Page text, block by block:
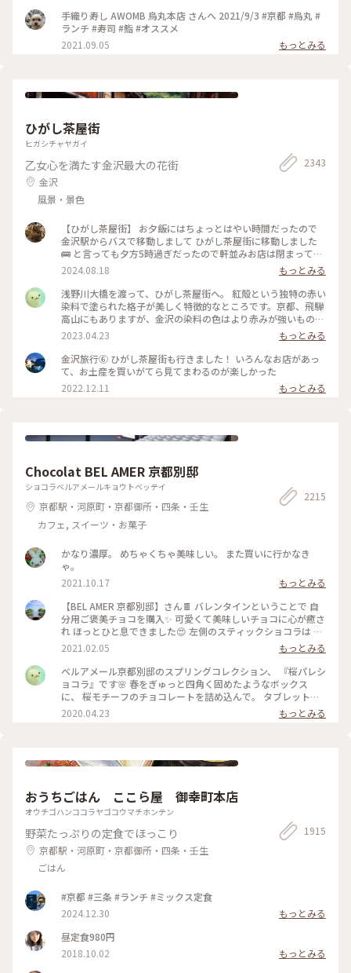
手織り寿し AWOMB 烏丸本店 さんへ 2021/9/3 #京都 #烏丸 #
ランチ #寿司 #鮨 #オススメ
2021.09.05
もっとみる
ひがし茶屋街
ヒガシチャヤガイ
乙女心を満たす金沢最大の花街
金沢
風景・景色
2343
【ひがし茶屋街】 お夕飯にはちょっとはやい時間だったので
金沢駅からバスで移動しまして ひがし茶屋街に移動しました
🚌 と言っても夕方5時過ぎだったので軒並みお店は閉まってる
ー😱 お目当てだったカフェも金箔ソフトも油取り紙も買えな
いのー⁈😭な様子でしたが 食べ歩きやお買い物ができない代わ
りに 夕方になりだいぶ涼しくなった古い街並みを 観光客少な
めで堪能できたのでそれはそれでヨシです👍 賑やかなひがし
茶屋街はまた今度のお楽しみに取っておくとして 昔の風情を
堪能しつつ夕涼みのお散歩になりました🚶🚶‍♀️ （2024.8.11） #
古い街並み #ひがし茶屋街 #ひゃくまんさん #夕涼み #お散歩 #
北陸応援旅 #ドライブ旅 #金沢 #ことりっぷ金沢 #クラシカル
な街 #ことりっぷ旅2024
2024.08.18
もっとみる
浅野川大橋を渡って、ひがし茶屋街へ。 紅殻という独特の赤い
染料で塗られた格子が美しく特徴的なところです。京都、飛騨
高山にもありますが、金沢の染料の色はより赤みが強いものだ
そう。 茶屋街以外でも、市内のあちこちでこの木虫籠(きむす
こ)と呼ばれる、むしかごのような細い格子を見かけました。
風情があり素敵です。 東料亭組合の前を通ると、芸妓さんの三
味線のお稽古の音が聞こえてきました。 石畳の上をのんびり
金沢 #私のことりっぷ旅 #レトロな街
2023.04.23
もっとみる
金沢旅行⑥ ひがし茶屋街も行きました！ いろんなお店があっ
て、お土産を買いがてら見てまわるのが楽しかった
2022.12.11
もっとみる
Chocolat BEL AMER 京都別邸
ショコラベルアメールキョウトベッテイ
京都駅・河原町・京都御所・四条・壬生
カフェ, スイーツ・お菓子
2215
かなり濃厚。 めちゃくちゃ美味しい。 また買いに行かなき
ゃ。
2021.10.17
もっとみる
【BEL AMER 京都別邸】さん🍫 バレンタインということで 自
分用ご褒美チョコを購入✨ 可愛くて美味しいチョコに心が癒さ
れ ほっとひと息できました😍 左側のスティックショコラは キ
ャラメルやルビーチョコ、 右側はお酒入りチョコや 京都産の
抹茶や宮崎県産日向夏 愛媛県産ほうじ茶など チョコと一言で
言っても たくさんの味を楽しめる✨ パッケージやデザインも
とても可愛いので ご褒美チョコでもプレゼント用でも どちら
にもおすすめの詰め合わせです♡ #ほっとひと息 #バレンタイ
2021.02.05
もっとみる
ベルアメール京都別邸のスプリングコレクション、 『桜パレシ
ョコラ』です🌸 春をぎゅっと四角く固めたようなボックス
に、 桜モチーフのチョコレートを詰め込んで。 タブレットも
良いですが、丸いかたちは 丸窓から桜を覗くような和を感じ
ます。 右から ・桜ブラン・桜ノワール・桜ルビー・桜ミル
香りのミルクチョコやルビーチョコを使用し、 一枚ずつ違う
桜 #桜スイーツ #和スイーツ #チョコレート #お取り寄せ #手み
やげ #おみやげ
2020.04.23 もっとみる
おうちごはん ここら屋 御幸町本店
オウチゴハンココラヤゴコウマチホンテン
野菜たっぷりの定食でほっこり
京都駅・河原町・京都御所・四条・壬生
ごはん
1915
#京都 #三条 #ランチ #ミックス定食
2024.12.30
もっとみる
昼定食980円
2018.10.02
もっとみる